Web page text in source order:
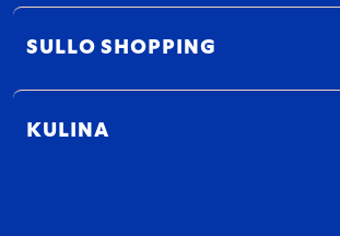
SULLO SHOPPING
KULINA